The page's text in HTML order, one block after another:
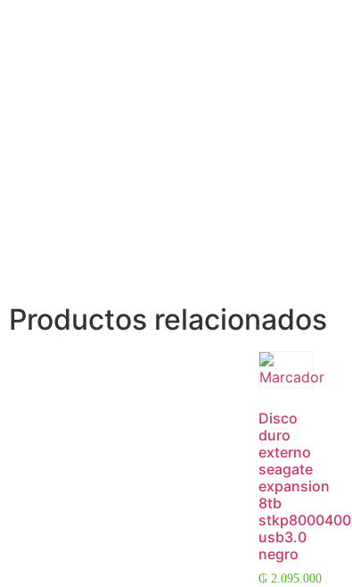
Productos relacionados
Disco
duro
externo
seagate
expansion
8tb
stkp8000400
usb3.0
negro
₲ 2.095.000